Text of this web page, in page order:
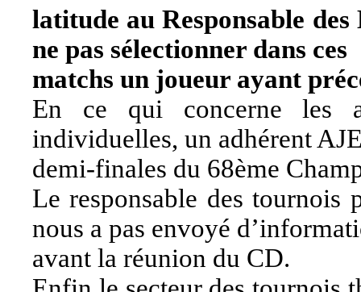
latitude au Responsable
ne pas sélectionner dans ces
matchs un joueur ayant
En ce qui concerne les
individuelles, un adhérent
demi-finales du 68ème
Le responsable des tournois
nous a pas envoyé
avant la réunion du CD.